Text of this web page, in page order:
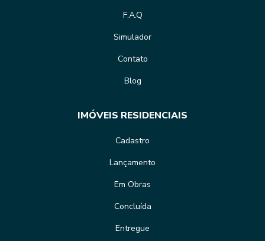
F.A.Q
Simulador
Contato
Blog
IMÓVEIS RESIDENCIAIS
Cadastro
Lançamento
Em Obras
Concluída
Entregue